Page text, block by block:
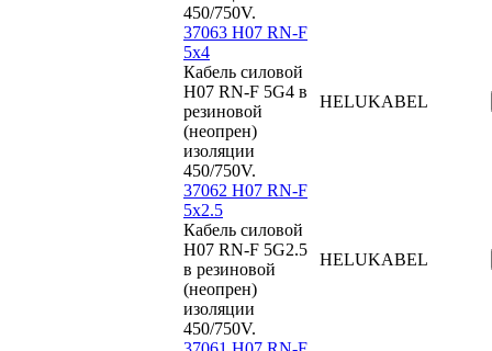
450/750V.
37063 H07 RN-F
5x4
Кабель силовой
H07 RN-F 5G4 в
резиновой
(неопрен)
изоляции
450/750V.
HELUKABEL
37062 H07 RN-F
5x2.5
Кабель силовой
H07 RN-F 5G2.5
в резиновой
(неопрен)
изоляции
450/750V.
HELUKABEL